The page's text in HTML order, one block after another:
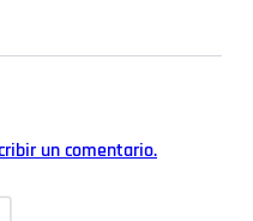
un comentario.